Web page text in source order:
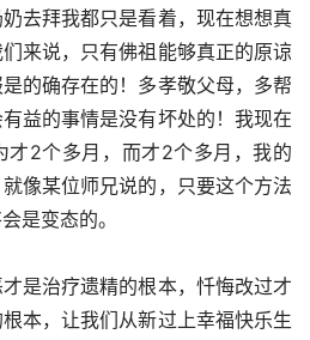
去拜我都只是看着，现在想想真
来说，只有佛祖能够真正的原谅
的确存在的！多孝敬父母，多帮
益的事情是没有坏处的！我现在
才2个多月，而才2个多月，我的
像某位师兄说的，只要这个方法
是变态的。
是治疗遗精的根本，忏悔改过才
本，让我们从新过上幸福快乐生